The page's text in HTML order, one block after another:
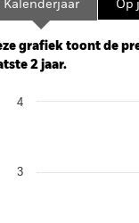
2023-04-30 00:00:00
0 to 12.
Kalenderjaar Op
grafiek toont de
2 jaar.
chart with 5 bars.
3
4